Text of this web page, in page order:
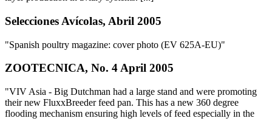
Selecciones Avícolas, Abril 2005
"Spanish poultry magazine: cover photo (EV 625A-EU)"
ZOOTECNICA, No. 4 April 2005
"VIV Asia - Big Dutchman had a large stand and were promoting
their new FluxxBreeder feed pan. This has a new 360 degree
flooding mechanism ensuring high levels of feed especially in the